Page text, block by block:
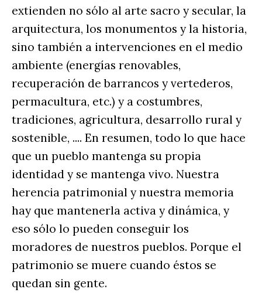
extienden no sólo al arte sacro y secular, la
arquitectura, los monumentos y la historia,
sino también a intervenciones en el medio
ambiente (energías renovables,
recuperación de barrancos y vertederos,
permacultura, etc.) y a costumbres,
tradiciones, agricultura, desarrollo rural y
sostenible, .... En resumen, todo lo que hace
que un pueblo mantenga su propia
identidad y se mantenga vivo. Nuestra
herencia patrimonial y nuestra memoria
hay que mantenerla activa y dinámica, y
eso sólo lo pueden conseguir los
moradores de nuestros pueblos. Porque el
patrimonio se muere cuando éstos se
quedan sin gente.